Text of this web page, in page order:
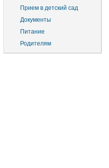
Прием в детский сад
Документы
Питание
Родителям